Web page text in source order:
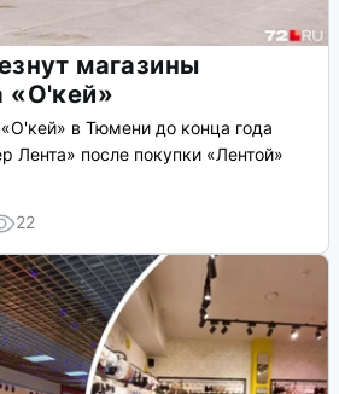
магазины
«О'кей»
в Тюмени до конца года
Лента» после покупки «Лентой»
22